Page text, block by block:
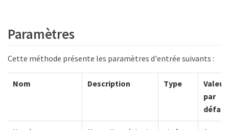
Paramètres
Cette méthode présente les paramètres d'entrée suivants :
Nom Description Type
Valeur
par
défaut